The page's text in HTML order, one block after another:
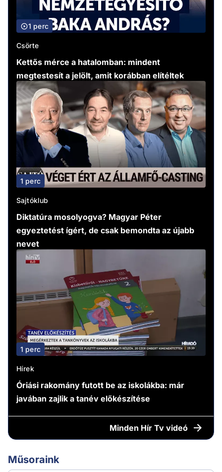
1 perc
Csörte
Kettős mérce a hatalomban: mindent
megtestesít a jelölt, amit korábban elítéltek
1 perc
Sajtóklub
Diktatúra mosolyogva? Magyar Péter
egyeztetést ígért, de csak bemondta az újabb
nevet
1 perc
Hírek
Óriási rakomány futott be az iskolákba: már
javában zajlik a tanév előkészítése
Minden Hír Tv videó
Műsoraink